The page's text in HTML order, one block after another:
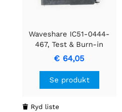
Waveshare IC51-0444-
467, Test & Burn-in
Socket
€ 64,05
Se produkt
 Ryd liste